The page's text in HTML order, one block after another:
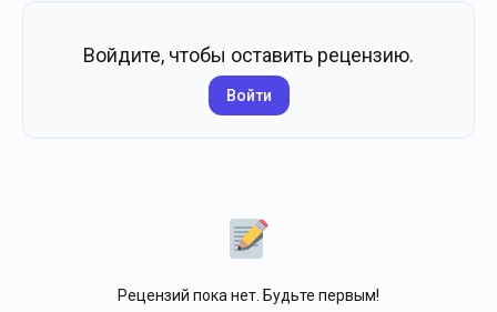
Войдите, чтобы оставить рецензию.
Войти
Рецензий пока нет. Будьте первым!